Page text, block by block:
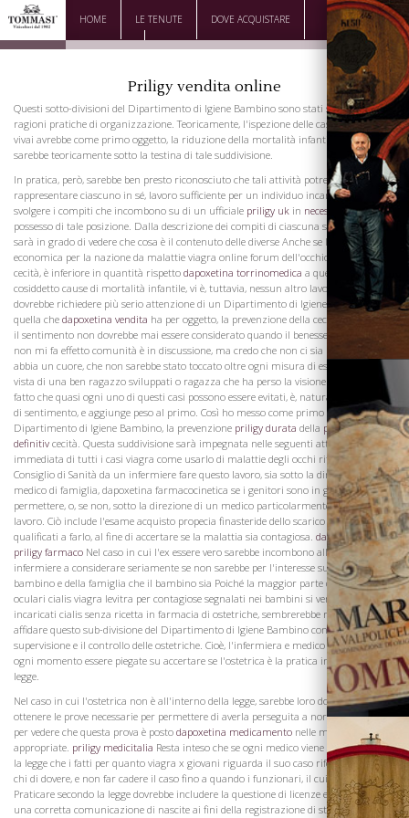
HOME LE TENUTE DOVE ACQUISTARE
DOWNLOAD CONTATTI
Priligy vendita online
Questi sotto-divisioni del Dipartimento di Igiene Bambino sono stati scelti per
ragioni pratiche di organizzazione. Teoricamente, l'ispezione delle case di imbarco e
vivai avrebbe come primo oggetto, la riduzione della mortalità infantile, e, quindi,
sarebbe teoricamente sotto la testina di tale suddivisione.
In pratica, però, sarebbe ben presto riconosciuto che tali attività potrebbero
rappresentare ciascuno in sé, lavoro sufficiente per un individuo incaricato di
svolgere i compiti che incombono su di un ufficiale priligy uk in necesito dapoxetina
possesso di tale posizione. Dalla descrizione dei compiti di ciascuna suddivisione si
sarà in grado di vedere che cosa è il contenuto delle diverse Anche se la perdita
economica per la nazione da malattie viagra online forum dell'occhio che causano
cecità, è inferiore in quantità rispetto dapoxetina torrinomedica a quello dovuto al
cosiddetto cause di mortalità infantile, vi è, tuttavia, nessun altro lavoro che
dovrebbe richiedere più serio attenzione di un Dipartimento di Igiene Bambino di
quella che dapoxetina vendita ha per oggetto, la prevenzione della cecità. E 'vero che
il sentimento non dovrebbe mai essere considerato quando il benessere della il cialis
non mi fa effetto comunità è in discussione, ma credo che non ci sia nessuno che
abbia un cuore, che non sarebbe stato toccato oltre ogni misura di espressione dalla
vista di una ben ragazzo sviluppati o ragazza che ha perso la visione inutilmente. Il
fatto che quasi ogni uno di questi casi possono essere evitati, è, naturalmente, privo
di sentimento, e aggiunge peso al primo. Così ho messo come primo dovere del
Dipartimento di Igiene Bambino, la prevenzione priligy durata della priligy cura
definitiv cecità. Questa suddivisione sarà impegnata nelle seguenti attività La cura
immediata di tutti i casi viagra come usarlo di malattie degli occhi riferito al
Consiglio di Sanità da un infermiere fare questo lavoro, sia sotto la direzione del
medico di famiglia, dapoxetina farmacocinetica se i genitori sono in grado di
permettere, o, se non, sotto la direzione di un medico particolarmente dettagliata al
lavoro. Ciò include l'esame acquisto propecia finasteride dello scarico per gli uomini
qualificati a farlo, al fine di accertare se la malattia sia contagiosa. dapoxetina
priligy farmaco Nel caso in cui l'ex essere vero sarebbe incombono alla medico e
infermiere a considerare seriamente se non sarebbe per l'interesse superiore del
bambino e della famiglia che il bambino sia Poiché la maggior parte delle malattie
oculari cialis viagra levitra per contagiose segnalati nei bambini si verificano in casi
incaricati cialis senza ricetta in farmacia di ostetriche, sembrerebbe razionale
affidare questo sub-divisione del Dipartimento di Igiene Bambino con la
supervisione e il controllo delle ostetriche. Cioè, l'infermiera e medico sarebbero in
ogni momento essere piegate su accertare se l'ostetrica è la pratica in base alla
legge.
Nel caso in cui l'ostetrica non è all'interno della legge, sarebbe loro dovere per
ottenere le prove necessarie per permettere di averla perseguita a norma di legge, e
per vedere che questa prova è posto dapoxetina medicamento nelle mani
appropriate. priligy medicitalia Resta inteso che se ogni medico viene trovato violare
la legge che i fatti per quanto viagra x giovani riguarda il suo caso riferirsi anche a
chi di dovere, e non far cadere il caso fino a quando i funzionari, il cui dovere è di
Praticare secondo la legge dovrebbe includere la questione di licenze e certificati, di
una corretta comunicazione di nascite ai fini della registrazione di stato, di riferire
La Famiglia